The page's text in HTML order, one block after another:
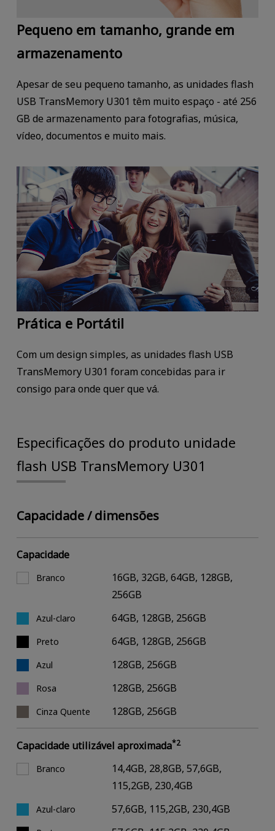
Pequeno em tamanho, grande em
armazenamento
Apesar de seu pequeno tamanho, as unidades flash
USB TransMemory U301 têm muito espaço - até 256
GB de armazenamento para fotografias, música,
vídeo, documentos e muito mais.
Prática e Portátil
Com um design simples, as unidades flash USB
TransMemory U301 foram concebidas para ir
consigo para onde quer que vá.
Especificações do produto unidade
flash USB TransMemory U301
Capacidade / dimensões
Capacidade
Branco
16GB, 32GB, 64GB, 128GB,
256GB
Azul-claro 64GB, 128GB, 256GB
Preto 64GB, 128GB, 256GB
Azul 128GB, 256GB
Rosa 128GB, 256GB
Cinza Quente 128GB, 256GB
Capacidade utilizável aproximada*2
Branco
14,4GB, 28,8GB, 57,6GB,
115,2GB, 230,4GB
Azul-claro 57,6GB, 115,2GB, 230,4GB